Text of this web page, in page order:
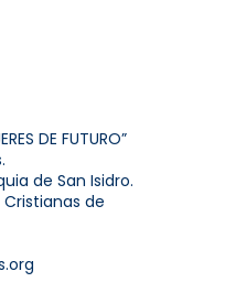
DE FUTURO”
de San Isidro.
de